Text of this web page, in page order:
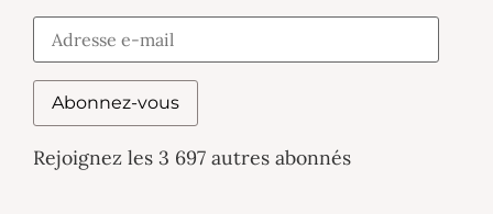
Abonnez-vous
Rejoignez les 3 697 autres abonnés